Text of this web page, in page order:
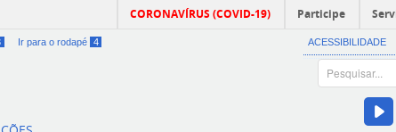
CORONAVÍRUS (COVID-19) Participe
Ir para o rodapé 4 ACESSIBILIDADE